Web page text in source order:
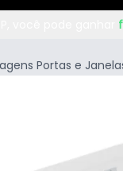
Portas e